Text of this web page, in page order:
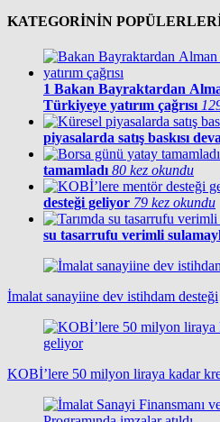
KATEGORİNİN
1 Bakan Bayraktardan
Türkiyeye yatırım çağrısı
piyasalarda satış baskısı
tamamladı 80 kez okundu
desteği geliyor 79 kez okundu
su tasarrufu verimli
İmalat sanayiine dev istihdam desteği
KOBİ’lere 50 milyon liraya kadar